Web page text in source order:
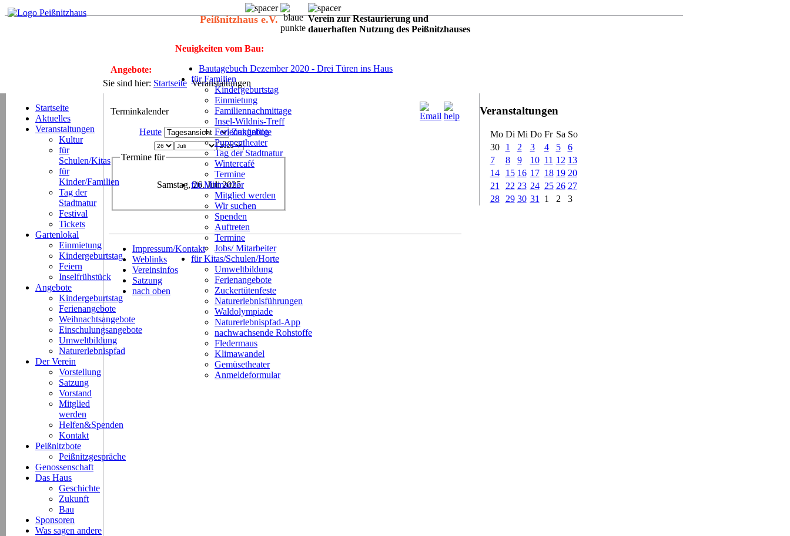
Peißnitzhaus e.V.
Verein zur Restaurierung und
dauerhaften Nutzung des Peißnitzhauses
Neuigkeiten vom Bau:
Bautagebuch Dezember 2020 - Drei Türen ins Haus
für Familien
Kindergeburtstag
Einmietung
Familiennachmittage
Insel-Wildnis-Treff
Ferienangebote
Puppentheater
Tag der Stadtnatur
Wintercafé
Termine
für Mitmacher
Mitglied werden
Wir suchen
Spenden
Auftreten
Termine
Jobs/ Mitarbeiter
für Kitas/Schulen/Horte
Umweltbildung
Ferienangebote
Zuckertütenfeste
Naturerlebnisführungen
Waldolympiade
Naturerlebnispfad-App
nachwachsende Rohstoffe
Fledermaus
Klimawandel
Gemüsetheater
Anmeldeformular
Angebote:
Sie sind hier: Startseite Veranstaltungen
Startseite
Aktuelles
Veranstaltungen
Kultur
für
Schulen/Kitas
für
Kinder/Familien
Tag der
Stadtnatur
Festival
Tickets
Gartenlokal
Einmietung
Kindergeburtstag
Feiern
Inselfrühstück
Angebote
Kindergeburtstag
Ferienangebote
Weihnachtsangebote
Einschulungsangebote
Umweltbildung
Naturerlebnispfad
Der Verein
Vorstellung
Satzung
Vorstand
Mitglied
werden
Helfen&Spenden
Kontakt
Peißnitzbote
Peißnitzgespräche
Genossenschaft
Das Haus
Geschichte
Zukunft
Bau
Sponsoren
Was sagen andere
Veranstaltungen
Mo Di Mi Do Fr Sa So
30
1 2 3 4 5
6
7
8 9 10 11 12 13
14
15 16 17 18 19 20
21
22 23 24 25 26 27
28
29 30 31 1 2 3
Terminkalender
Heute Zukünftig
Termine für
Samstag, 26. Juli 2025
Impressum/Kontakt
Weblinks
Vereinsinfos
Satzung
nach oben